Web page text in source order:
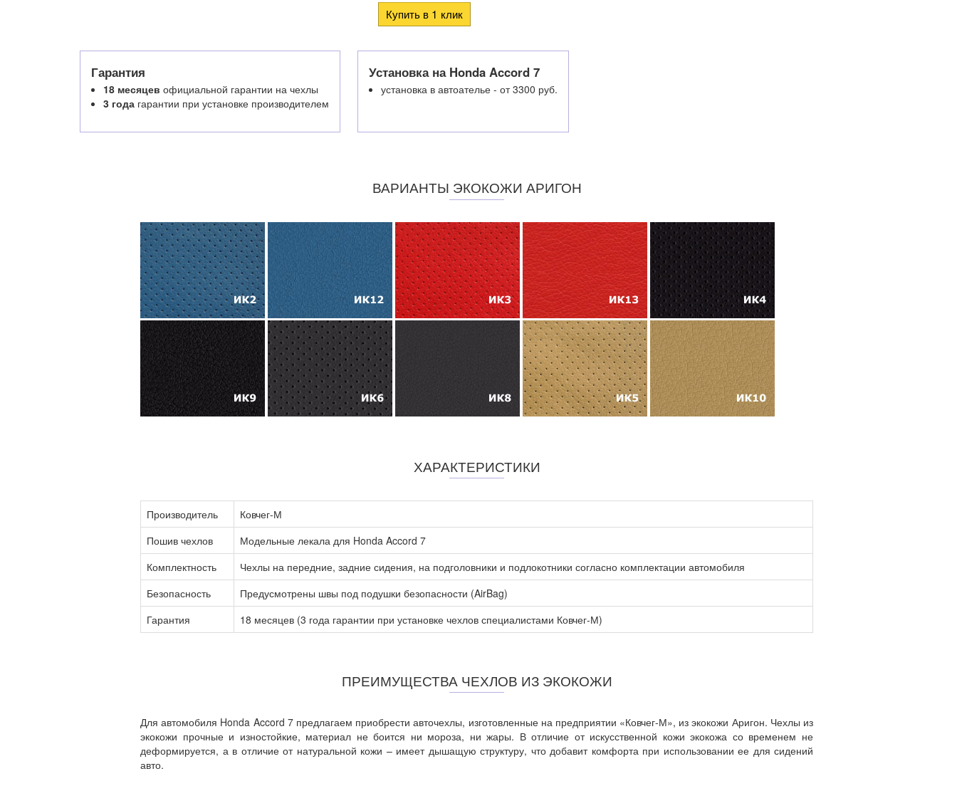
Гарантия
18 месяцев официальной гарантии на чехлы
3 года гарантии при установке производителем
Установка на Honda Accord 7
установка в автоателье - от 3300 руб.
ВАРИАНТЫ ЭКОКОЖИ АРИГОН
ХАРАКТЕРИСТИКИ
Производитель
Ковчег-М
Пошив чехлов
Модельные лекала для Honda Accord 7
Комплектность
Чехлы на передние, задние сидения, на подголовники и подлокотники согласно комплектации автомобиля
Безопасность
Предусмотрены швы под подушки безопасности (AirBag)
Гарантия
18 месяцев (3 года гарантии при установке чехлов специалистами Ковчег-М)
ПРЕИМУЩЕСТВА ЧЕХЛОВ ИЗ ЭКОКОЖИ
Для автомобиля Honda Accord 7 предлагаем приобрести авточехлы, изготовленные на предприятии «Ковчег-М», из экокожи Аригон. Чехлы из
экокожи прочные и изностойкие, материал не боится ни мороза, ни жары. В отличие от искусственной кожи экокожа со временем не
деформируется, а в отличие от натуральной кожи – имеет дышащую структуру, что добавит комфорта при использовании ее для сидений
авто.